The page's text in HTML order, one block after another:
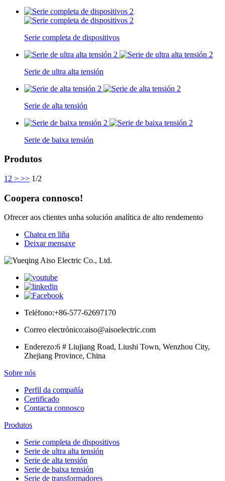
Serie completa de dispositivos
Serie de ultra alta tensión
Serie de alta tensión
Serie de baixa tensión
Produtos
1 2 > >> 1/2
Coopera connosco!
Ofrecer aos clientes unha solución analítica de alto rendemento
Chatea en liña
Deixar mensaxe
Teléfono:+86-577-62697170
Correo electrónico:aiso@aisoelectric.com
Enderezo:6 # Liujiang Road, Liushi Town, Wenzhou City,
Zhejiang Province, China
Sobre nós
Perfil da compañía
Certificado
Contacta connosco
Produtos
Serie completa de dispositivos
Serie de ultra alta tensión
Serie de alta tensión
Serie de baixa tensión
Serie de transformadores